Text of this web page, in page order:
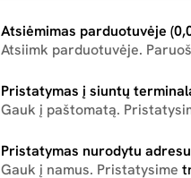
Atsiėmimas parduotuvėje
Atsiimk parduotuvėje.
Pristatymas į siuntų
Gauk į paštomatą.
Pristatymas nurodytu
Gauk į namus. Pristatysime